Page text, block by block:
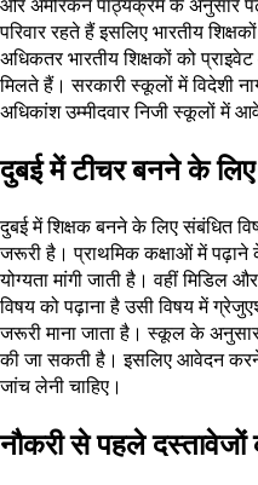
परिवार रहते हैं इसलिए भारतीय
अधिकतर भारतीय शिक्षकों को
मिलते हैं। सरकारी स्कूलों में विदेशी
अधिकांश उम्मीदवार निजी स्कूलों में
दुबई में टीचर बनने के लिए
दुबई में शिक्षक बनने के लिए संबंधित
जरूरी है। प्राथमिक कक्षाओं में
योग्यता मांगी जाती है। वहीं मिडिल
विषय को पढ़ाना है उसी विषय में
जरूरी माना जाता है। स्कूल के अनुसार
की जा सकती है। इसलिए आवेदन
जांच लेनी चाहिए।
नौकरी से पहले दस्तावेजों